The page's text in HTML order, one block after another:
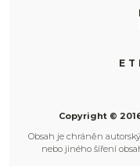
Copyright ©
Obsah je chráněn
nebo jiného šíření